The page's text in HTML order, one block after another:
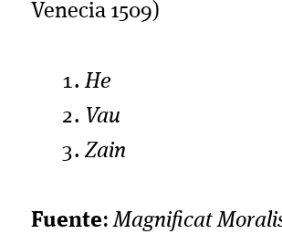
Venecia 1509)
He
Vau
Zain
Fuente:Magnificat